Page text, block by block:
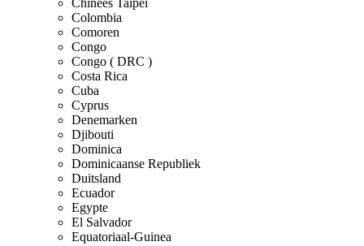
Chinees Taipei
Colombia
Comoren
Congo
Congo ( DRC )
Costa Rica
Cuba
Cyprus
Denemarken
Djibouti
Dominica
Dominicaanse Republiek
Duitsland
Ecuador
Egypte
El Salvador
Equatoriaal-Guinea